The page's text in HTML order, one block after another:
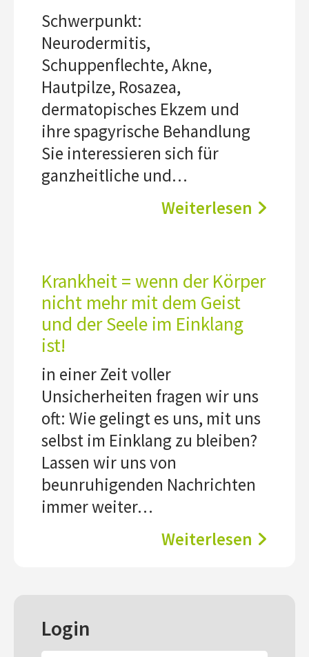
Schwerpunkt:
Neurodermitis,
Schuppenflechte, Akne,
Hautpilze, Rosazea,
dermatopisches Ekzem und
ihre spagyrische Behandlung
Sie interessieren sich für
ganzheitliche und…
Weiterlesen
Krankheit = wenn der Körper
nicht mehr mit dem Geist
und der Seele im Einklang
ist!
in einer Zeit voller
Unsicherheiten fragen wir uns
oft: Wie gelingt es uns, mit uns
selbst im Einklang zu bleiben?
Lassen wir uns von
beunruhigenden Nachrichten
immer weiter…
Weiterlesen
Login